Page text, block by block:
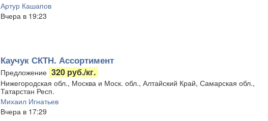
Артур Кашапов
Вчера в 19:23
Каучук СКТН. Ассортимент
Предложение 320 руб./кг.
Нижегородская обл., Москва и Моск. обл., Алтайский Край, Самарская обл.,
Татарстан Респ.
Михаил Игнатьев
Вчера в 17:29